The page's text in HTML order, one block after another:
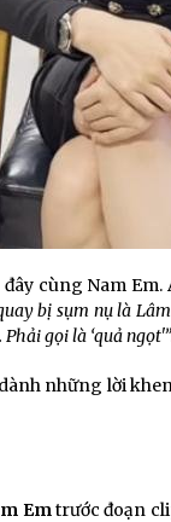
cùng Nam Em.
bị sụm nụ là
gọi là ‘quả
những lời
Emtrước đoạn